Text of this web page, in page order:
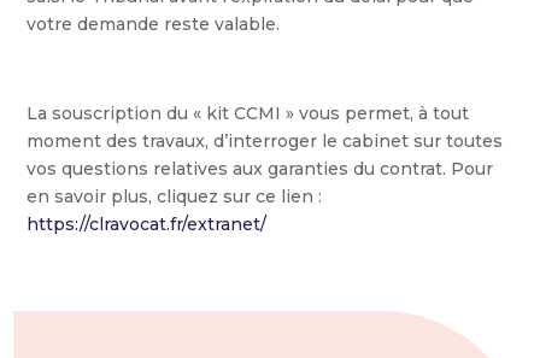
votre demande reste valable.
La souscription du « kit CCMI » vous permet, à tout
moment des travaux, d’interroger le cabinet sur toutes
vos questions relatives aux garanties du contrat. Pour
en savoir plus, cliquez sur ce lien :
https://clravocat.fr/extranet/